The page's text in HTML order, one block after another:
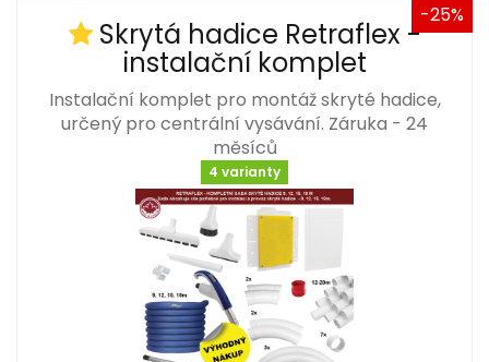
-25%
Skrytá hadice Retraflex -
instalační komplet
Instalační komplet pro montáž skryté hadice,
určený pro centrální vysávání. Záruka - 24
měsíců
4 varianty